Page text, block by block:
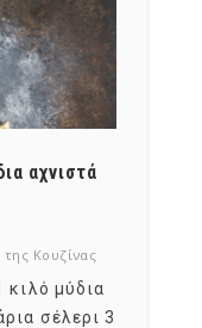
αχνιστά
της Κουζίνας
κιλό μύδια
σέλερι 3